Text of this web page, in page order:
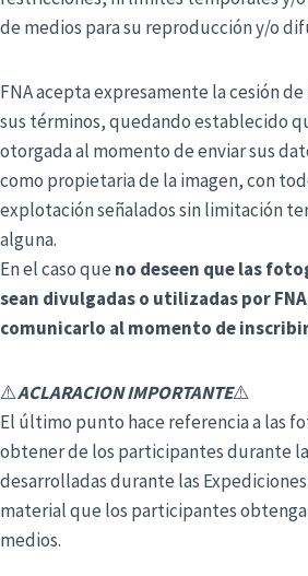
de medios para su reproducción y/o
FNA acepta expresamente la cesión
sus términos, quedando establecido
otorgada al momento de enviar sus
como propietaria de la imagen, con
explotación señalados sin limitación
alguna.
En el caso que no deseen que las
sean divulgadas o utilizadas por
comunicarlo al momento de
⚠️ACLARACION IMPORTANTE⚠️
El último punto hace referencia a las
obtener de los participantes durante
desarrolladas durante las
material que los participantes
medios.